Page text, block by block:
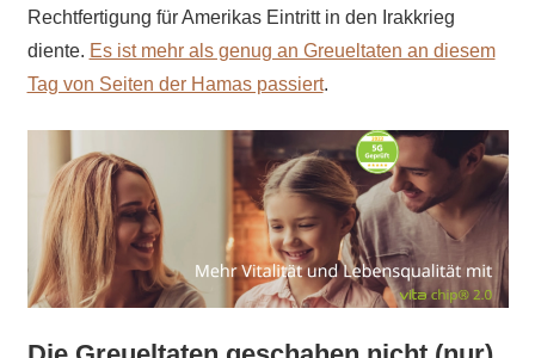
Rechtfertigung für Amerikas Eintritt in den Irakkrieg
diente. Es ist mehr als genug an Greueltaten an diesem
Tag von Seiten der Hamas passiert.